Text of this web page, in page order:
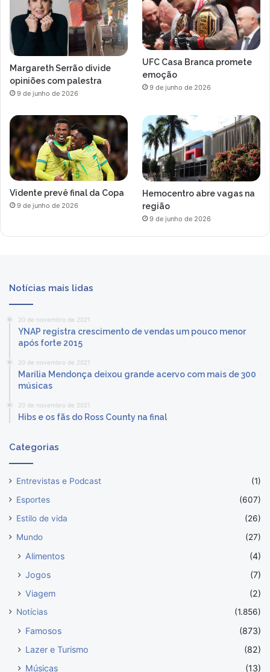
Margareth Serrão divide
opiniões com palestra
9 de junho de 2026
UFC Casa Branca promete
emoção
9 de junho de 2026
Vidente prevê final da Copa
9 de junho de 2026
Hemocentro abre vagas na
região
9 de junho de 2026
Notícias mais lidas
20 de novembro de 2021
YNAP registra crescimento de vendas um pouco menor
após forte 2015
20 de novembro de 2021
Marília Mendonça deixou grande acervo com mais de 300
músicas
20 de novembro de 2021
Hibs e os fãs do Ross County na final
Categorias
Entrevistas e Podcast
(1)
Esportes
(607)
Estilo de vida
(26)
Mundo
(27)
Alimentos
(4)
Jogos
(7)
Viagem
(2)
Notícias (1.856)
Famosos
(873)
Lazer e Turismo
(82)
Músicas
(13)